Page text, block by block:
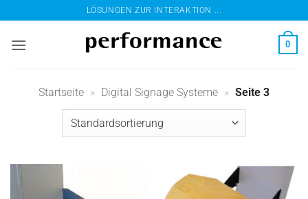
Inhalt
springen
LÖSUNGEN ZUR INTERAKTION ...
0
Startseite » Digital Signage Systeme » Seite 3